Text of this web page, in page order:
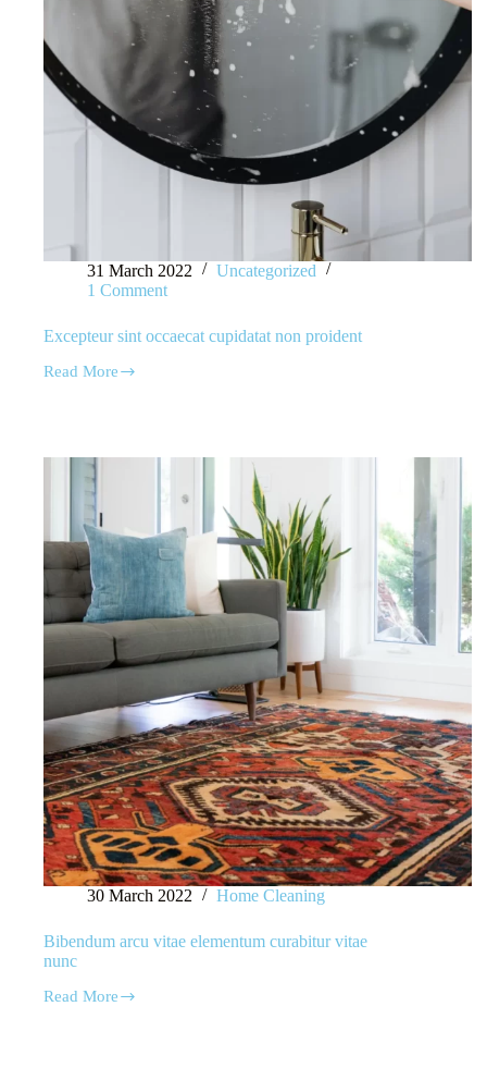
31 March 2022
Uncategorized
1 Comment
Excepteur sint occaecat cupidatat non proident
Read More
30 March 2022 Home Cleaning
Bibendum arcu vitae elementum curabitur vitae
nunc
Read More